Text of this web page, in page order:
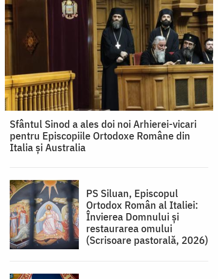
Sfântul Sinod a ales doi noi Arhierei-vicari
pentru Episcopiile Ortodoxe Române din
Italia și Australia
PS Siluan, Episcopul
Ortodox Român al Italiei:
Învierea Domnului și
restaurarea omului
(Scrisoare pastorală, 2026)